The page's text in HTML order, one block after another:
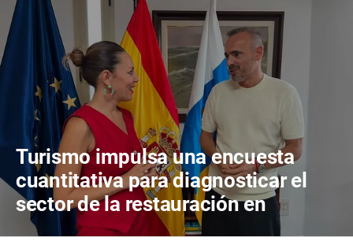
Turismo impulsa una encuesta
cuantitativa para diagnosticar el
sector de la restauración en
Canarias